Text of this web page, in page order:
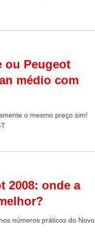
ou Peugeot
médio com
o mesmo preço sim!
2008: onde a
números práticos do Novo